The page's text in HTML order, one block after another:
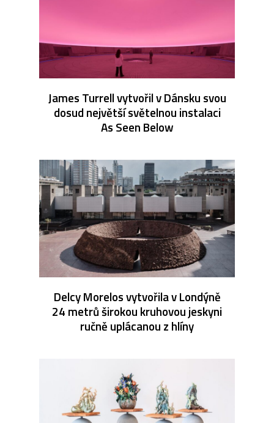
James Turrell vytvořil v Dánsku svou
dosud největší světelnou instalaci
As Seen Below
Delcy Morelos vytvořila v Londýně
24 metrů širokou kruhovou jeskyni
ručně uplácanou z hlíny